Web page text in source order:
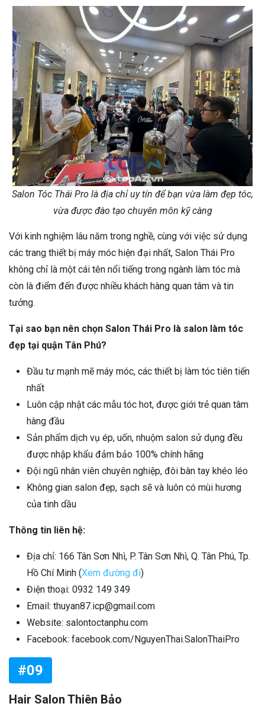
Salon Tóc Thái Pro là địa chỉ uy tín để bạn vừa làm đẹp tóc,
vừa được đào tạo chuyên môn kỹ càng
Với kinh nghiệm lâu năm trong nghề, cùng với việc sử dụng
các trang thiết bị máy móc hiện đại nhất, Salon Thái Pro
không chỉ là một cái tên nổi tiếng trong ngành làm tóc mà
còn là điểm đến được nhiều khách hàng quan tâm và tin
tưởng.
Tại sao bạn nên chọn Salon Thái Pro là salon làm tóc
đẹp tại quận Tân Phú?
Đầu tư mạnh mẽ máy móc, các thiết bị làm tóc tiên tiến
nhất
Luôn cập nhật các mẫu tóc hot, được giới trẻ quan tâm
hàng đầu
Sản phẩm dịch vụ ép, uốn, nhuộm salon sử dụng đều
được nhập khẩu đảm bảo 100% chính hãng
Đội ngũ nhân viên chuyên nghiệp, đôi bàn tay khéo léo
Không gian salon đẹp, sạch sẽ và luôn có mùi hương
của tinh dầu
Thông tin liên hệ:
Địa chỉ: 166 Tân Sơn Nhì, P. Tân Sơn Nhì, Q. Tân Phú, Tp.
Hồ Chí Minh (Xem đường đi)
Điện thoại: 0932 149 349
Email: thuyan87.icp@gmail.com
Website: salontoctanphu.com
Facebook: facebook.com/NguyenThai.SalonThaiPro
#09
Hair Salon Thiên Bảo